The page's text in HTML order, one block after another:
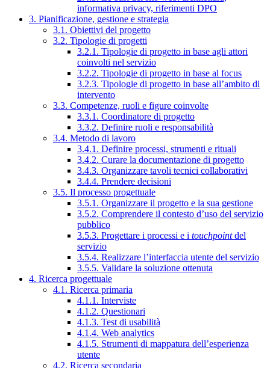
informativa privacy, riferimenti DPO
3. Pianificazione, gestione e strategia
3.1. Obiettivi del progetto
3.2. Tipologie di progetti
3.2.1. Tipologie di progetto in base agli attori
coinvolti nel servizio
3.2.2. Tipologie di progetto in base al focus
3.2.3. Tipologie di progetto in base all’ambito di
intervento
3.3. Competenze, ruoli e figure coinvolte
3.3.1. Coordinatore di progetto
3.3.2. Definire ruoli e responsabilità
3.4. Metodo di lavoro
3.4.1. Definire processi, strumenti e rituali
3.4.2. Curare la documentazione di progetto
3.4.3. Organizzare tavoli tecnici collaborativi
3.4.4. Prendere decisioni
3.5. Il processo progettuale
3.5.1. Organizzare il progetto e la sua gestione
3.5.2. Comprendere il contesto d’uso del servizio
pubblico
3.5.3. Progettare i processi e i touchpointdel
servizio
3.5.4. Realizzare l’interfaccia utente del servizio
3.5.5. Validare la soluzione ottenuta
4. Ricerca progettuale
4.1. Ricerca primaria
4.1.1. Interviste
4.1.2. Questionari
4.1.3. Test di usabilità
4.1.4. Web analytics
4.1.5. Strumenti di mappatura dell’esperienza
utente
4.2. Ricerca secondaria